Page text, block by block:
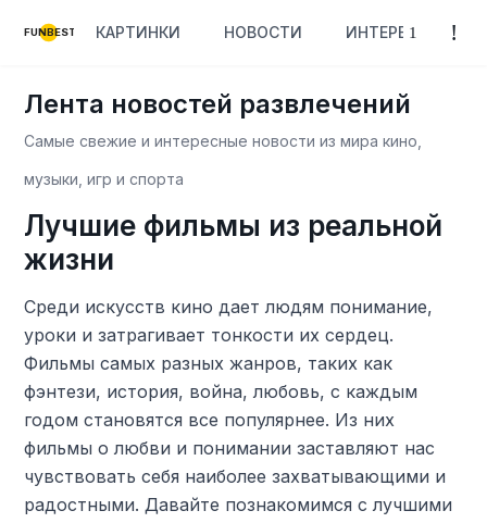
FUNBEST КАРТИНКИ НОВОСТИ ИНТЕРЕСНОЕ
Лента новостей развлечений
Самые свежие и интересные новости из мира кино,
музыки, игр и спорта
Лучшие фильмы из реальной
жизни
Среди искусств кино дает людям понимание,
уроки и затрагивает тонкости их сердец.
Фильмы самых разных жанров, таких как
фэнтези, история, война, любовь, с каждым
годом становятся все популярнее. Из них
фильмы о любви и понимании заставляют нас
чувствовать себя наиболее захватывающими и
радостными. Давайте познакомимся с лучшими